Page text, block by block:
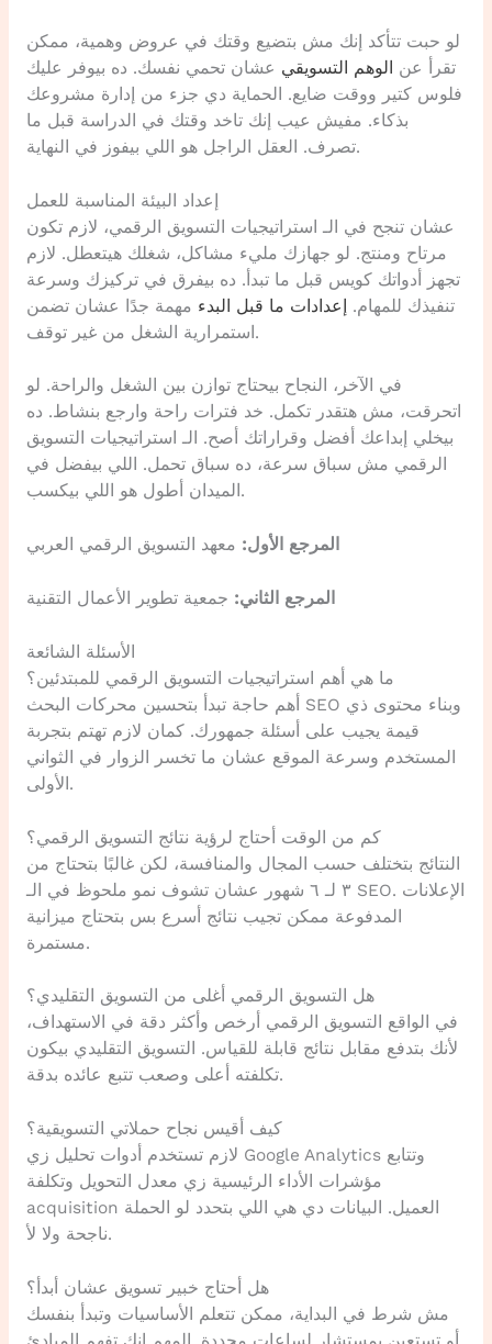
لو حبت تتأكد إنك مش بتضيع وقتك في عروض وهمية، ممكن
تقرأ عن
الوهم التسويقي عشان تحمي نفسك. ده بيوفر عليك
فلوس كتير ووقت ضايع. الحماية دي جزء من إدارة مشروعك
بذكاء. مفيش عيب إنك تاخد وقتك في الدراسة قبل ما
تصرف. العقل الراجل هو اللي بيفوز في النهاية.
إعداد البيئة المناسبة للعمل
عشان تنجح في الـ استراتيجيات التسويق الرقمي، لازم تكون
مرتاح ومنتج. لو جهازك مليء مشاكل، شغلك هيتعطل. لازم
تجهز أدواتك كويس قبل ما تبدأ. ده بيفرق في تركيزك وسرعة
تنفيذك للمهام.
إعدادات ما قبل البدء مهمة جدًا عشان تضمن
استمرارية الشغل من غير توقف.
في الآخر، النجاح بيحتاج توازن بين الشغل والراحة. لو
اتحرقت، مش هتقدر تكمل. خد فترات راحة وارجع بنشاط. ده
بيخلي إبداعك أفضل وقراراتك أصح. الـ استراتيجيات التسويق
الرقمي مش سباق سرعة، ده سباق تحمل. اللي بيفضل في
الميدان أطول هو اللي بيكسب.
المرجع الأول: معهد التسويق الرقمي العربي
المرجع الثاني: جمعية تطوير الأعمال التقنية
الأسئلة الشائعة
ما هي أهم استراتيجيات التسويق الرقمي للمبتدئين؟
أهم حاجة تبدأ بتحسين محركات البحث SEO وبناء محتوى ذي
قيمة يجيب على أسئلة جمهورك. كمان لازم تهتم بتجربة
المستخدم وسرعة الموقع عشان ما تخسر الزوار في الثواني
الأولى.
كم من الوقت أحتاج لرؤية نتائج التسويق الرقمي؟
النتائج بتختلف حسب المجال والمنافسة، لكن غالبًا بتحتاج من
٣ لـ ٦ شهور عشان تشوف نمو ملحوظ في الـ SEO. الإعلانات
المدفوعة ممكن تجيب نتائج أسرع بس بتحتاج ميزانية
مستمرة.
هل التسويق الرقمي أغلى من التسويق التقليدي؟
في الواقع التسويق الرقمي أرخص وأكثر دقة في الاستهداف،
لأنك بتدفع مقابل نتائج قابلة للقياس. التسويق التقليدي بيكون
تكلفته أعلى وصعب تتبع عائده بدقة.
كيف أقيس نجاح حملاتي التسويقية؟
لازم تستخدم أدوات تحليل زي Google Analytics وتتابع
مؤشرات الأداء الرئيسية زي معدل التحويل وتكلفة
acquisition العميل. البيانات دي هي اللي بتحدد لو الحملة
ناجحة ولا لأ.
هل أحتاج خبير تسويق عشان أبدأ؟
مش شرط في البداية، ممكن تتعلم الأساسيات وتبدأ بنفسك